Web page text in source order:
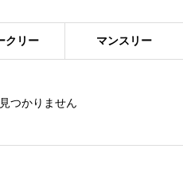
クリー マンスリー
つかりません